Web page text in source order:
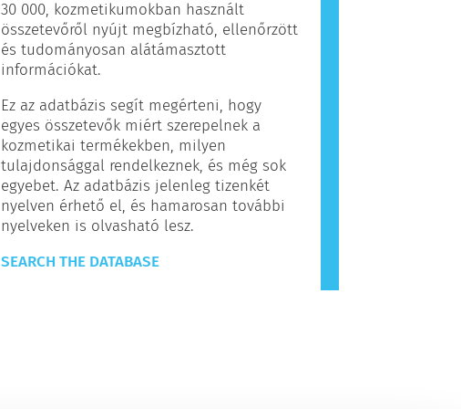
30 000, kozmetikumokban használt
összetevőről nyújt megbízható, ellenőrzött
és tudományosan alátámasztott
információkat.
Ez az adatbázis segít megérteni, hogy
egyes összetevők miért szerepelnek a
kozmetikai termékekben, milyen
tulajdonsággal rendelkeznek, és még sok
egyebet. Az adatbázis jelenleg tizenkét
nyelven érhető el, és hamarosan további
nyelveken is olvasható lesz.
SEARCH THE DATABASE